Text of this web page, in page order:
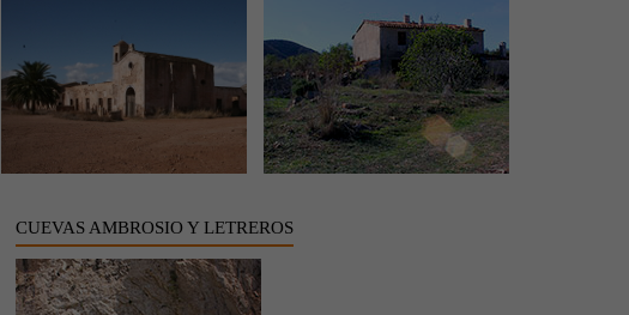
CUEVAS AMBROSIO Y LETREROS